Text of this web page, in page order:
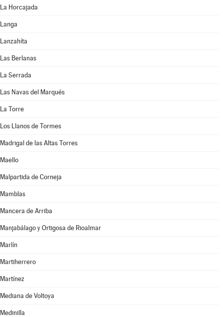
La Horcajada
Langa
Lanzahíta
Las Berlanas
La Serrada
Las Navas del Marqués
La Torre
Los Llanos de Tormes
Madrigal de las Altas Torres
Maello
Malpartida de Corneja
Mamblas
Mancera de Arriba
Manjabálago y Ortigosa de Rioalmar
Marlín
Martiherrero
Martínez
Mediana de Voltoya
Medinilla